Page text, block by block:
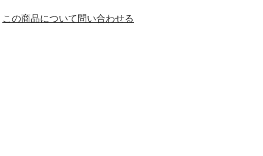
この商品について問い合わせる